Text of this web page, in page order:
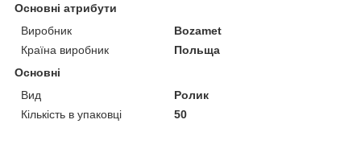
Основні атрибути
Виробник
Bozamet
Країна виробник
Польща
Основні
Вид
Ролик
Кількість в упаковці
50